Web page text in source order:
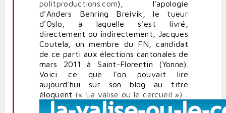
politproductions.com), l'apologie
d'Anders Behring Breivik, le tueur
d'Oslo, à laquelle s'est livré,
directement ou indirectement, Jacques
Coutela, un membre du FN, candidat
de ce parti aux élections cantonales de
mars 2011 à Saint-Florentin (Yonne).
Voici ce que l'on pouvait lire
aujourd'hui sur son blog au titre
éloquent (« La valise ou le cercueil ») :